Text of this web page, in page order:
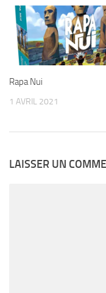
Rapa Nui
1 AVRIL 2021
LAISSER UN